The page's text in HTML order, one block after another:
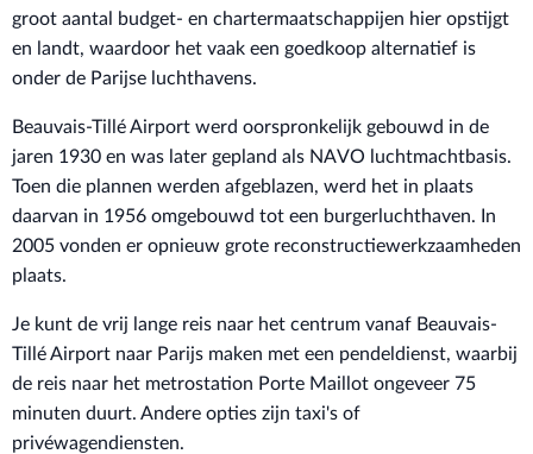
groot aantal budget- en chartermaatschappijen hier opstijgt
en landt, waardoor het vaak een goedkoop alternatief is
onder de Parijse luchthavens.
Beauvais-Tillé Airport werd oorspronkelijk gebouwd in de
jaren 1930 en was later gepland als NAVO luchtmachtbasis.
Toen die plannen werden afgeblazen, werd het in plaats
daarvan in 1956 omgebouwd tot een burgerluchthaven. In
2005 vonden er opnieuw grote reconstructiewerkzaamheden
plaats.
Je kunt de vrij lange reis naar het centrum vanaf Beauvais-
Tillé Airport naar Parijs maken met een pendeldienst, waarbij
de reis naar het metrostation Porte Maillot ongeveer 75
minuten duurt. Andere opties zijn taxi's of
privéwagendiensten.